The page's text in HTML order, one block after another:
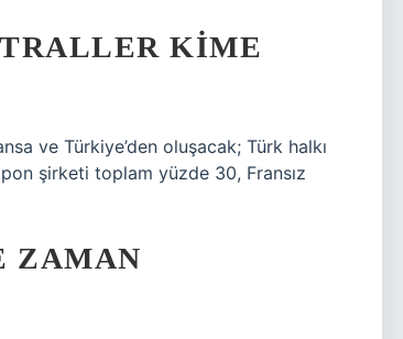
KIME
ve Türkiye’den oluşacak; Türk halkı
şirketi toplam yüzde 30, Fransız
ZAMAN